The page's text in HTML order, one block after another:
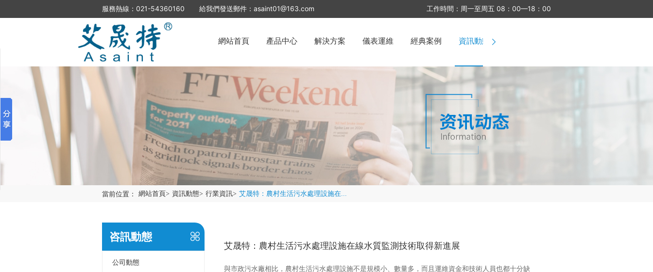
服務熱線： 021-54360160 給我們發送郵件：asaint01@163.com 工作時間：周一至周五 08：00—18：00
網站首頁 產品中心 解決方案 儀表運維 經典案例 資訊動態
當前位置： 網站首頁> 資訊動態> 行業資訊> 艾晟特：農村生活污水處理設施在...
咨訊動態
公司動態
艾晟特：農村生活污水處理設施在線水質監測技術取得新進展
與市政污水廠相比，農村生活污水處理設施不是規模小、數量多，而且運維資金和技術人員也都十分缺
百度貼吧
豆瓣
QQ好友
QQ空間